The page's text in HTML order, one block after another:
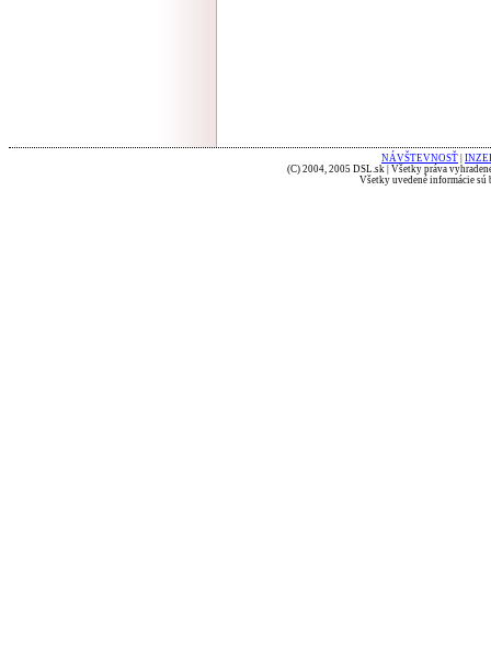
NÁVŠTEVNOSŤ
(C) 2004, 2005 DSL.sk | Všetky práva
Všetky uvedené informácie sú